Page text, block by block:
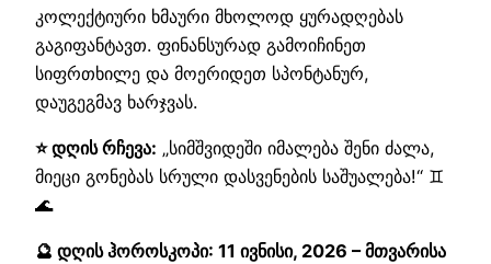
კოლექტიური ხმაური მხოლოდ ყურადღებას
გაგიფანტავთ. ფინანსურად გამოიჩინეთ
სიფრთხილე და მოერიდეთ სპონტანურ,
დაუგეგმავ ხარჯვას.
⭐ დღის რჩევა: „სიმშვიდეში იმალება შენი ძალა,
მიეცი გონებას სრული დასვენების საშუალება!“ ♊
🌊
🔮 დღის ჰოროსკოპი: 11 ივნისი, 2026 – მთვარისა